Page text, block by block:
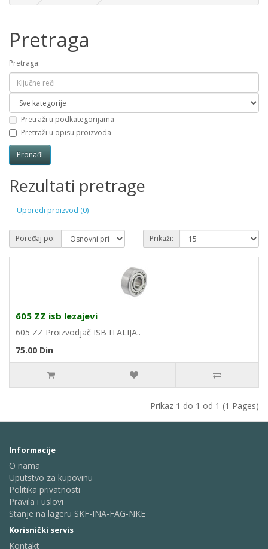
Pretraga
Pretraga:
Pretraži u podkategorijama
Pretraži u opisu proizvoda
Rezultati pretrage
Uporedi proizvod (0)
Poređaj po: Prikaži:
605 ZZ isb lezajevi
605 ZZ Proizvodjač ISB ITALIJA..
75.00 Din
Prikaz 1 do 1 od 1 (1 Pages)
Informacije
O nama
Uputstvo za kupovinu
Politika privatnosti
Pravila i uslovi
Stanje na lageru SKF-INA-FAG-NKE
Korisnički servis
Kontakt